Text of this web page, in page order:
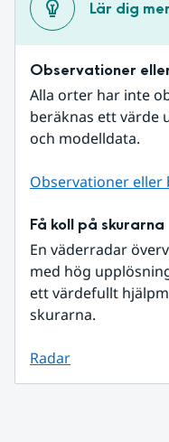
Lär dig mer
Observationer
Alla orter har inte
beräknas ett värde
och modelldata.
Observationer eller
Få koll på skurarna
En väderradar
med hög
ett värdefullt
skurarna.
Radar